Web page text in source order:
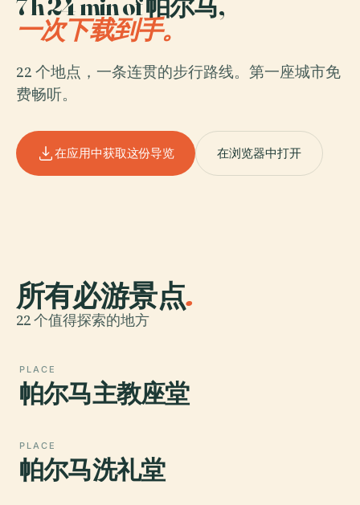
一次下载到手。
22 个地点，一条连贯的步行路线。第一座城市免
费畅听。
在应用中获取这份导览 在浏览器中打开
所有必游景点.
22 个值得探索的地方
PLACE
帕尔马主教座堂
PLACE
帕尔马洗礼堂